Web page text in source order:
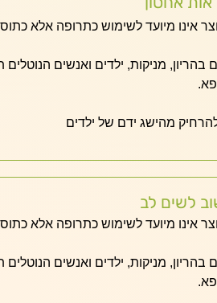
אינו מיועד לשימוש כתרופה אלא
בהריון, מניקות, ילדים ואנשים
מהישג ידם של ילדים
לשים לב
אינו מיועד לשימוש כתרופה אלא
בהריון, מניקות, ילדים ואנשים